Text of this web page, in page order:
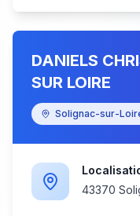
DANIELS
SUR LOIRE
Solignac-sur-
43370